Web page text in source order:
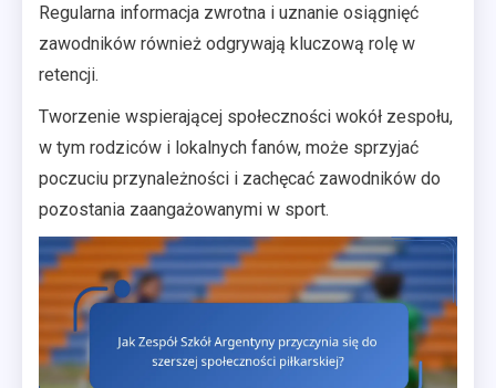
Regularna informacja zwrotna i uznanie osiągnięć
zawodników również odgrywają kluczową rolę w
retencji.
Tworzenie wspierającej społeczności wokół zespołu,
w tym rodziców i lokalnych fanów, może sprzyjać
poczuciu przynależności i zachęcać zawodników do
pozostania zaangażowanymi w sport.